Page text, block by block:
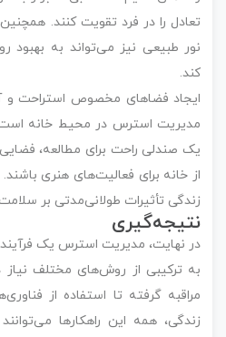
تعادل را در فرد تقویت کنند.
نور طبیعی نیز می‌تواند به
کند.
ایجاد فضاهای مخصوص استراحت و
مدیریت استرس در محیط خانه است.
یک صندلی راحت برای مطالعه، فضایی
از خانه برای فعالیت‌های هنری
زندگی تأثیرات طولانی‌مدتی بر
نتیجه‌گیری
در نهایت، مدیریت استرس یک فرآیند
به ترکیبی از روش‌های مختلف نیاز
مراقبه گرفته تا استفاده از
زندگی، همه این راهکارها